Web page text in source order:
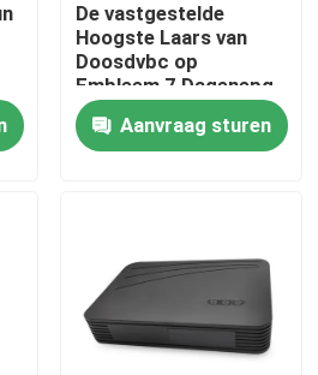
De vastgestelde
Hoogste Laars van
Doosdvbc op
Embleem 7 Dagenepg
Decoder Hevc 256
Aanvraag sturen